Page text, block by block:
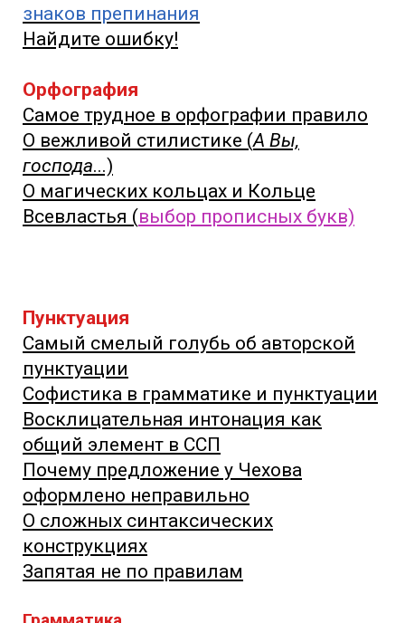
знаков препинания
Найдите ошибку!
Орфография
Самое трудное в орфографии правило
О вежливой стилистике (А Вы,
господа...)
О магических кольцах и Кольце
Всевластья (выбор прописных букв)
Пунктуация
Самый смелый голубь об авторской
пунктуации
Софистика в грамматике и пунктуации
Восклицательная интонация как
общий элемент в ССП
Почему предложение у Чехова
оформлено неправильно
О сложных синтаксических
конструкциях
Запятая не по правилам